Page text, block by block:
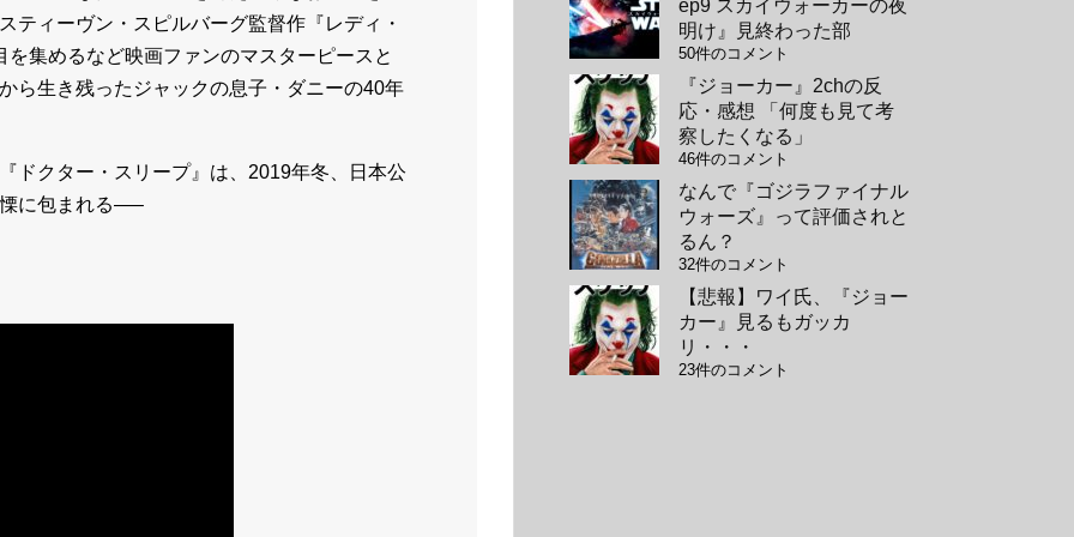
ティーヴン・スピルバーグ監督作『レディ・
集めるなど映画ファンのマスターピースと
ら生き残ったジャックの息子・ダニーの40年
ドクター・スリープ』は、2019年冬、日本公
に包まれる—–
ep9 スカイウォーカーの夜
明け』見終わった部
50件のコメント
『ジョーカー』2chの反
応・感想 「何度も見て考
察したくなる」
46件のコメント
なんで『ゴジラファイナル
ウォーズ』って評価されと
るん？
32件のコメント
【悲報】ワイ氏、『ジョー
カー』見るもガッカ
リ・・・
23件のコメント